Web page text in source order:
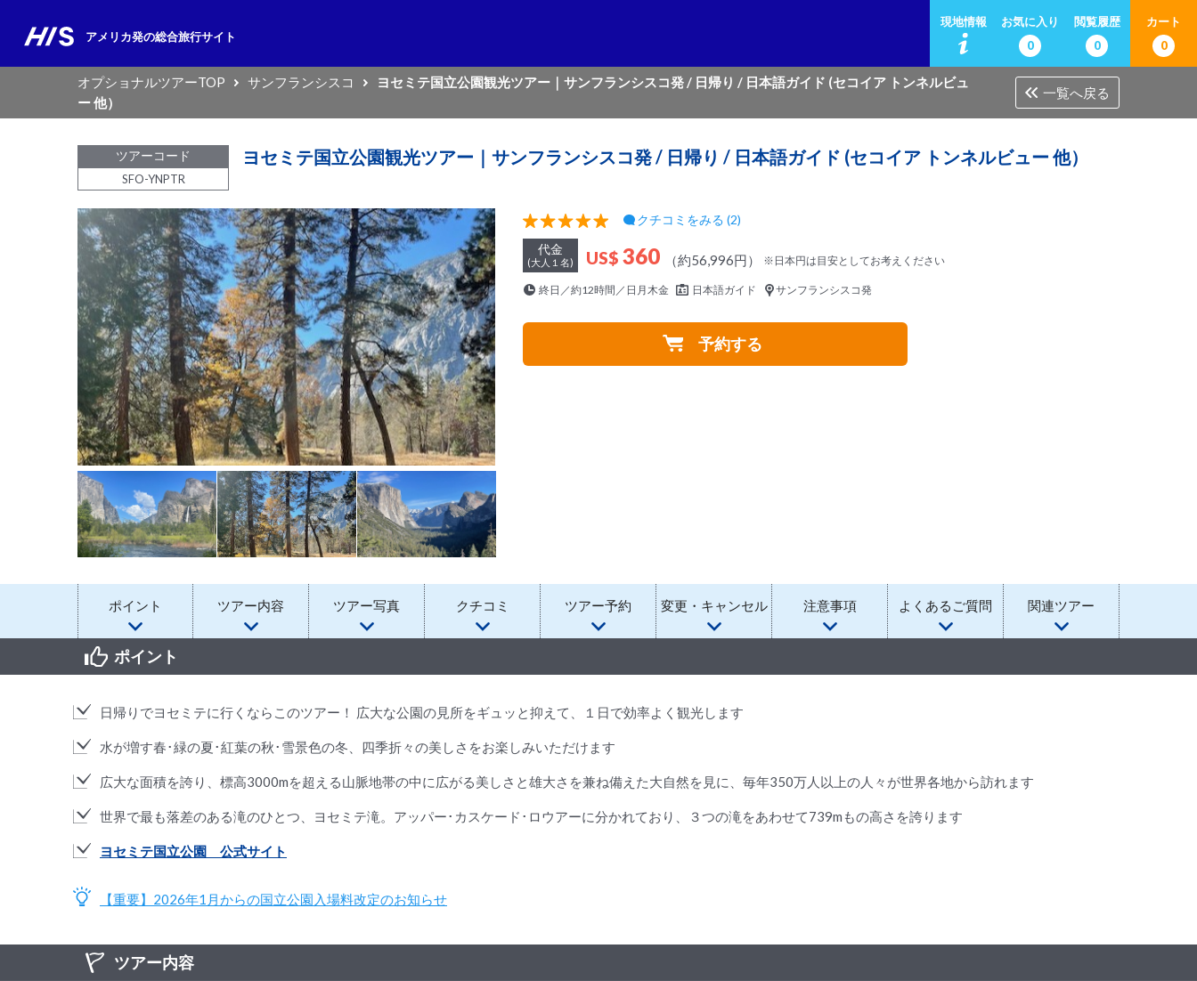
アメリカ発の総合旅行サイト
現地情報
お気に入り
0
閲覧履歴
0
カート
0
オプショナルツアーTOP サンフランシスコ
ヨセミテ国立公園観光ツアー｜サンフランシスコ発 / 日帰り / 日本語ガイド (セコイア トンネルビュ
ー 他）
一覧へ戻る
ツアーコード
SFO-YNPTR
ヨセミテ国立公園観光ツアー｜サンフランシスコ発 / 日帰り / 日本語ガイド (セコイア トンネルビュー 他）
クチコミをみる (2)
代金
(大人１名) US$ 360 （約56,996円） ※日本円は目安としてお考えください
終日／約12時間／日月木金 日本語ガイド サンフランシスコ発
予約する
ポイント ツアー内容 ツアー写真 クチコミ ツアー予約 変更・キャンセル 注意事項 よくあるご質問 関連ツアー
ポイント
日帰りでヨセミテに行くならこのツアー！ 広大な公園の見所をギュッと抑えて、１日で効率よく観光します
水が増す春･緑の夏･紅葉の秋･雪景色の冬、四季折々の美しさをお楽しみいただけます
広大な面積を誇り、標高3000mを超える山脈地帯の中に広がる美しさと雄大さを兼ね備えた大自然を見に、毎年350万人以上の人々が世界各地から訪れます
世界で最も落差のある滝のひとつ、ヨセミテ滝。アッパー･カスケード･ロウアーに分かれており、３つの滝をあわせて739mもの高さを誇ります
ヨセミテ国立公園 公式サイト
【重要】2026年1月からの国立公園入場料改定のお知らせ
ツアー内容